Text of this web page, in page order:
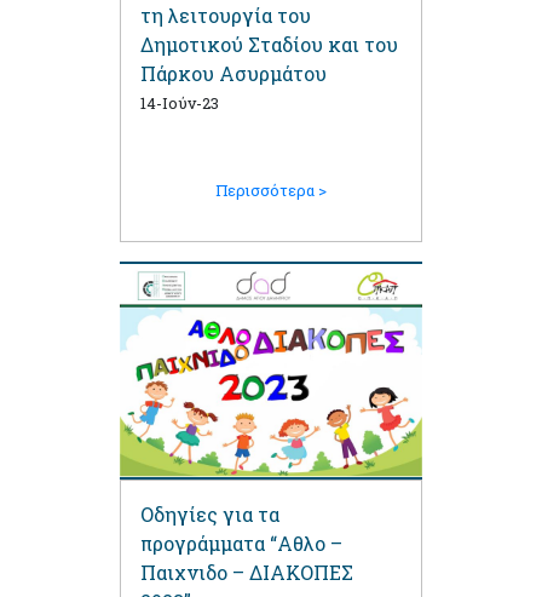
τη λειτουργία του
Δημοτικού Σταδίου και του
Πάρκου Ασυρμάτου
14-Ιούν-23
Περισσότερα >
Οδηγίες για τα
προγράμματα “Αθλο –
Παιχνιδο – ΔΙΑΚΟΠΕΣ